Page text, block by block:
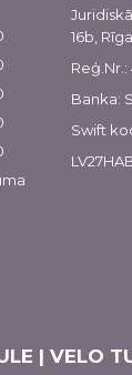
16b,
Banka:
Swift
| VELO